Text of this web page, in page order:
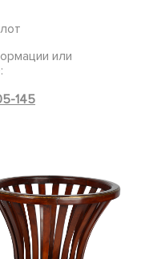
или
145